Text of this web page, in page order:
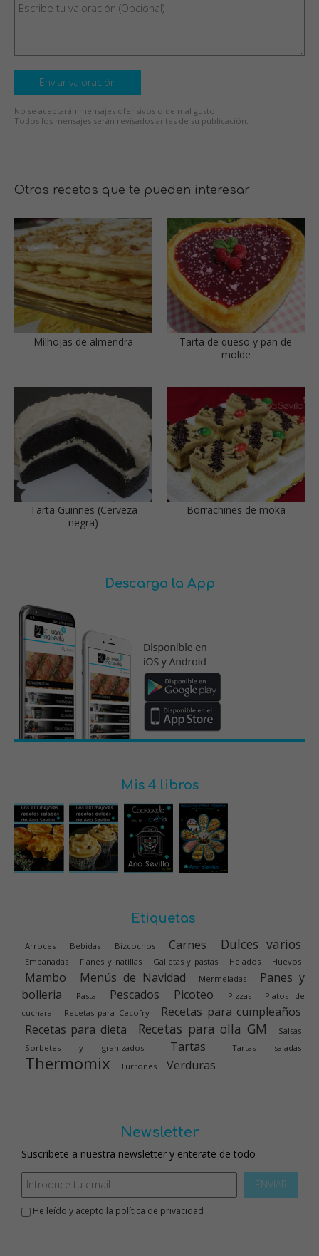
Enviar valoración
No se aceptarán mensajes ofensivos o de mal gusto.
Todos los mensajes serán revisados antes de su publicación.
Otras recetas que te pueden interesar
Milhojas de almendra
Tarta de queso y pan de
molde
Tarta Guinnes (Cerveza
negra)
Borrachines de moka
Descarga la App
Mis 4 libros
Etiquetas
Arroces Bebidas Bizcochos Carnes Dulces varios
Empanadas Flanes y natillas Galletas y pastas Helados Huevos
Mambo Menús de Navidad Mermeladas
Panes y
bolleria
Pasta Pescados Picoteo Pizzas
Platos de
cuchara
Recetas para Cecofry
Recetas para cumpleaños
Recetas para dieta
Recetas para olla GM
Salsas
Sorbetes y granizados
Tartas Tartas saladas
Thermomix Turrones Verduras
Newsletter
Suscríbete a nuestra newsletter y enterate de todo
ENVIAR
He leído y acepto la política de privacidad